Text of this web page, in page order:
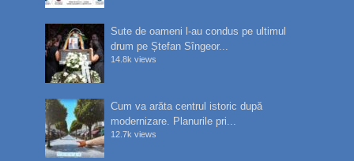
Sute de oameni l-au condus pe ultimul
drum pe Ștefan Sîngeor...
14.8k views
Cum va arăta centrul istoric după
modernizare. Planurile pri...
12.7k views